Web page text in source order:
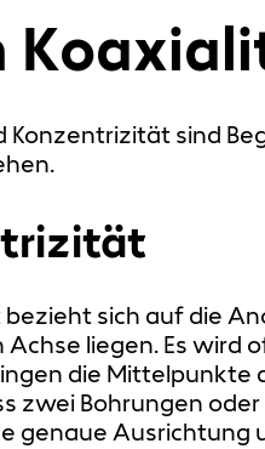
Konzentrizität sind
sich auf die
liegen. Es wird
die
zwei Bohrungen
genaue Ausrichtung